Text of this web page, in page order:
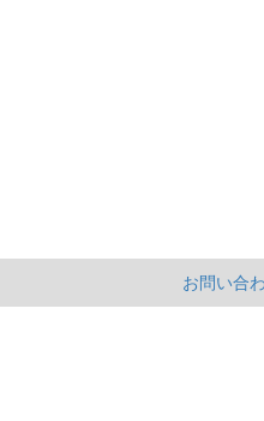
お問い合